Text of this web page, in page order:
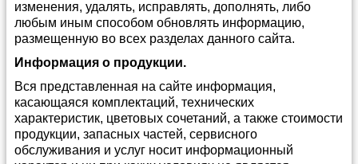
изменения, удалять, исправлять, дополнять, либо
любым иным способом обновлять информацию,
размещенную во всех разделах данного сайта.
Информация о продукции.
Вся представленная на сайте информация,
касающаяся комплектаций, технических
характеристик, цветовых сочетаний, а также стоимости
продукции, запасных частей, сервисного
обслуживания и услуг носит информационный